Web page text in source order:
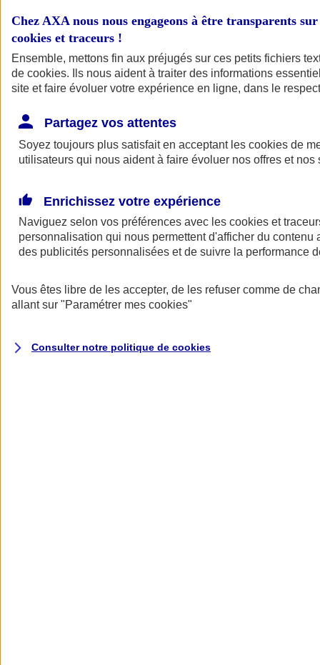
AXA Assurance
Chez AXA nous nous engageons à être transparents
cookies et traceurs !
Ensemble, mettons fin aux préjugés sur ces petits fichiers
de cookies. Ils nous aident à traiter des informations
site et faire évoluer votre expérience en ligne, dans le
Partagez vos attentes
Soyez toujours plus satisfait en acceptant les cookies de
utilisateurs qui nous aident à faire évoluer nos offres et nos
Enrichissez votre expérience
Naviguez selon vos préférences avec les cookies et
personnalisation qui nous permettent d'afficher du contenu
des publicités personnalisées et de suivre la performance
Vous êtes libre de les accepter, de les refuser comme de
allant sur "Paramétrer mes cookies"
Consulter notre politique de cookies